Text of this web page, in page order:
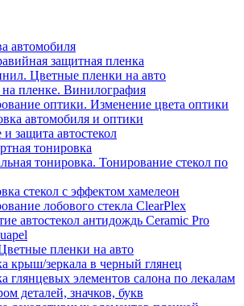
автомобиля
защитная пленка
Цветные пленки на авто
на пленке. Винилография
оптики. Изменение цвета оптики
автомобиля и оптики
защита автостекол
тонировка
тонировка. Тонирование стекол по
стекол с эффектом хамелеон
лобового стекла ClearPlex
автостекол антидождь Ceramic Pro
пленки на авто
крыш/зеркала в черный глянец
глянцевых элементов салона по лекалам
деталей, значков, букв